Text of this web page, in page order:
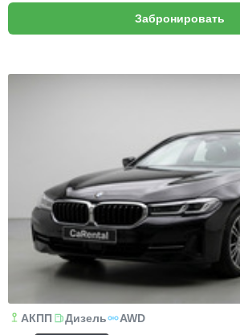
АКПП Дизель AWD